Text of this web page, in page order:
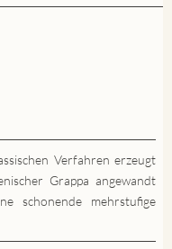
Verfahren erzeugt
Grappa angewandt
schonende mehrstufige